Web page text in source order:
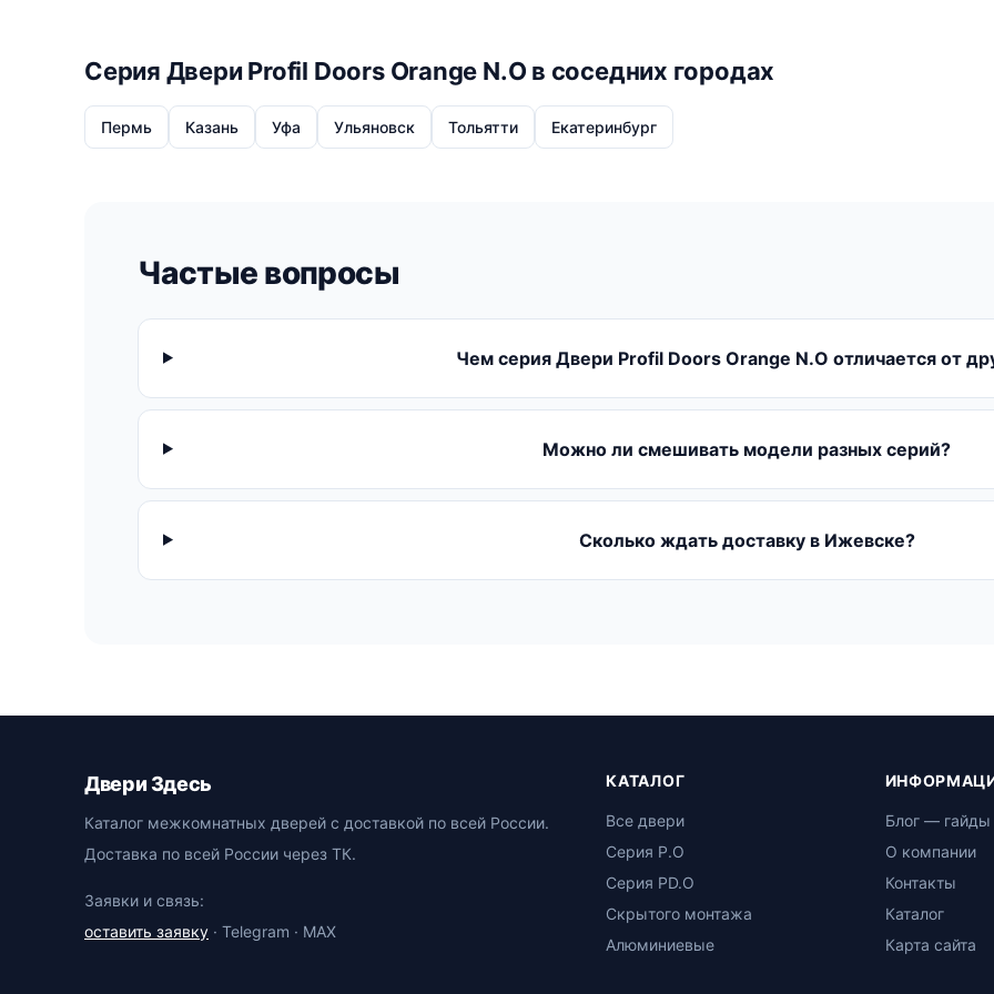
Серия Двери Profil Doors Orange N.O в соседних городах
Пермь Казань Уфа Ульяновск Тольятти Екатеринбург
Частые вопросы
Чем серия Двери Profil Doors Orange N.O отличается от
Можно ли смешивать модели разных серий?
Сколько ждать доставку в Ижевске?
Двери Здесь
Каталог межкомнатных дверей с доставкой по всей России.
Доставка по всей России через ТК.
Заявки и связь:
оставить заявку · Telegram · MAX
КАТАЛОГ
Все двери
Серия P.O
Серия PD.O
Скрытого монтажа
Алюминиевые
Блог — гайды
О компании
Контакты
Каталог
Карта сайта